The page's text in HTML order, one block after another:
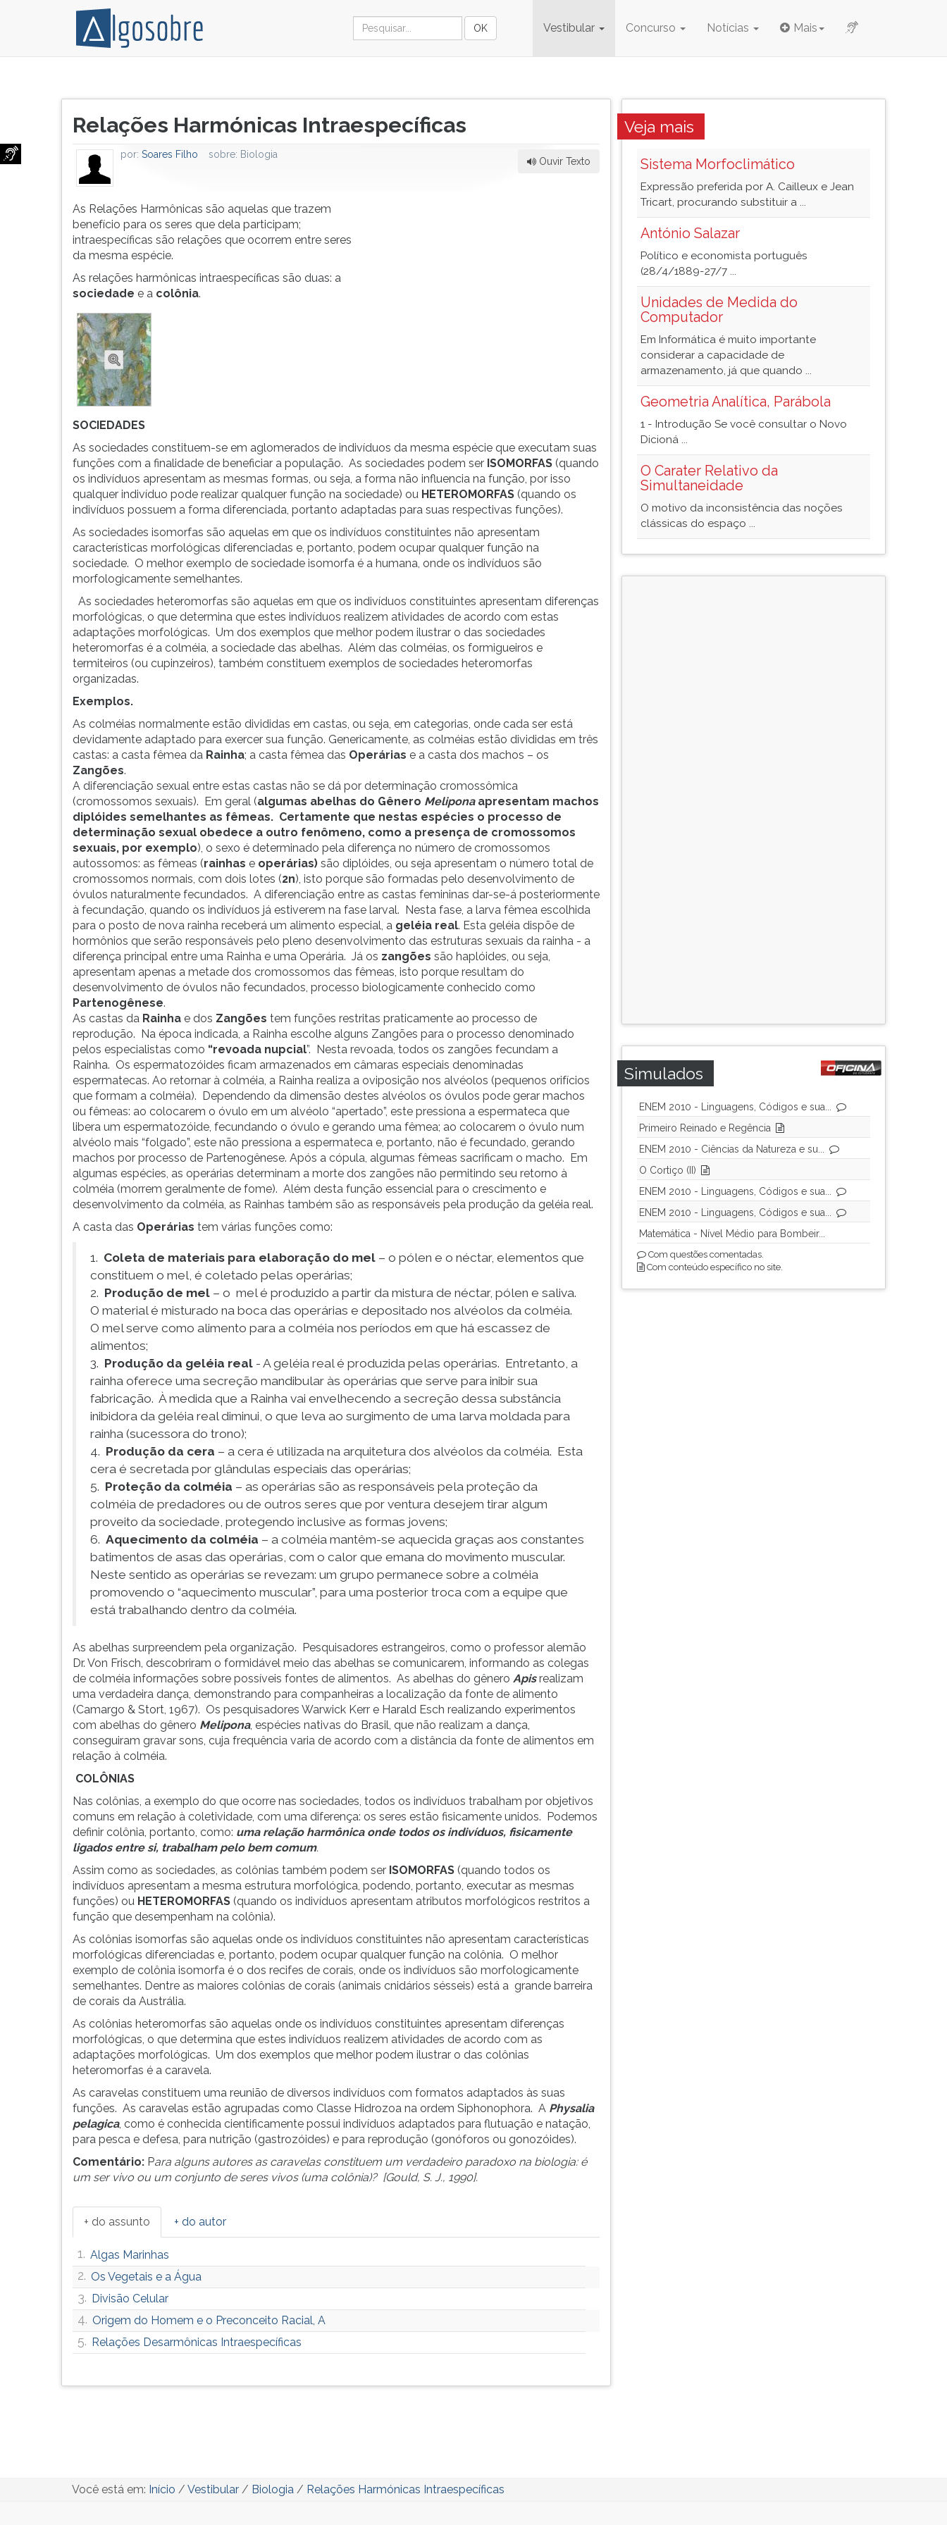
Vestibular Concurso Notícias Mais
aquelas
que
intraespecíficas
F
para
do
artigo:
Relações Harmónicas Intraespecíficas
Ouvir Texto
por: Soares Filho sobre: Biologia
As Relações Harmônicas são aquelas que trazem
benefício para os seres que dela participam;
intraespecíficas são relações que ocorrem entre seres
da mesma espécie.
As relações harmônicas intraespecíficas são duas: a
sociedade e a colônia.
SOCIEDADES
As sociedades constituem-se em aglomerados de indivíduos da mesma espécie que executam suas
funções com a finalidade de beneficiar a população. As sociedades podem ser ISOMORFAS (quando
os indivíduos apresentam as mesmas formas, ou seja, a forma não influencia na função, por isso
qualquer indivíduo pode realizar qualquer função na sociedade) ou HETEROMORFAS (quando os
indivíduos possuem a forma diferenciada, portanto adaptadas para suas respectivas funções).
As sociedades isomorfas são aquelas em que os indivíduos constituintes não apresentam
características morfológicas diferenciadas e, portanto, podem ocupar qualquer função na
sociedade. O melhor exemplo de sociedade isomorfa é a humana, onde os indivíduos são
morfologicamente semelhantes.
As sociedades heteromorfas são aquelas em que os indivíduos constituintes apresentam diferenças
morfológicas, o que determina que estes indivíduos realizem atividades de acordo com estas
adaptações morfológicas. Um dos exemplos que melhor podem ilustrar o das sociedades
heteromorfas é a colméia, a sociedade das abelhas. Além das colméias, os formigueiros e
termiteiros (ou cupinzeiros), também constituem exemplos de sociedades heteromorfas
organizadas.
Exemplos.
As colméias normalmente estão divididas em castas, ou seja, em categorias, onde cada ser está
devidamente adaptado para exercer sua função. Genericamente, as colméias estão divididas em três
castas: a casta fêmea da Rainha; a casta fêmea das Operárias e a casta dos machos – os
Zangões.
A diferenciação sexual entre estas castas não se dá por determinação cromossômica
(cromossomos sexuais). Em geral (algumas abelhas do Gênero Meliponaapresentam machos
diplóides semelhantes as fêmeas. Certamente que nestas espécies o processo de
determinação sexual obedece a outro fenômeno, como a presença de cromossomos
sexuais, por exemplo), o sexo é determinado pela diferença no número de cromossomos
autossomos: as fêmeas (rainhas e operárias) são diplóides, ou seja apresentam o número total de
cromossomos normais, com dois lotes (2n), isto porque são formadas pelo desenvolvimento de
óvulos naturalmente fecundados. A diferenciação entre as castas femininas dar-se-á posteriormente
à fecundação, quando os indivíduos já estiverem na fase larval. Nesta fase, a larva fêmea escolhida
para o posto de nova rainha receberá um alimento especial, a geléia real. Esta geléia dispõe de
hormônios que serão responsáveis pelo pleno desenvolvimento das estruturas sexuais da rainha - a
diferença principal entre uma Rainha e uma Operária. Já os zangões são haplóides, ou seja,
apresentam apenas a metade dos cromossomos das fêmeas, isto porque resultam do
desenvolvimento de óvulos não fecundados, processo biologicamente conhecido como
Partenogênese.
As castas da Rainha e dos Zangões tem funções restritas praticamente ao processo de
reprodução. Na época indicada, a Rainha escolhe alguns Zangões para o processo denominado
pelos especialistas como “revoada nupcial”. Nesta revoada, todos os zangões fecundam a
Rainha. Os espermatozóides ficam armazenados em câmaras especiais denominadas
espermatecas. Ao retornar à colméia, a Rainha realiza a oviposição nos alvéolos (pequenos orifícios
que formam a colméia). Dependendo da dimensão destes alvéolos os óvulos pode gerar machos
ou fêmeas: ao colocarem o óvulo em um alvéolo “apertado”, este pressiona a espermateca que
libera um espermatozóide, fecundando o óvulo e gerando uma fêmea; ao colocarem o óvulo num
alvéolo mais “folgado”, este não pressiona a espermateca e, portanto, não é fecundado, gerando
machos por processo de Partenogênese. Após a cópula, algumas fêmeas sacrificam o macho. Em
algumas espécies, as operárias determinam a morte dos zangões não permitindo seu retorno à
colméia (morrem geralmente de fome). Além desta função essencial para o crescimento e
desenvolvimento da colméia, as Rainhas também são as responsáveis pela produção da geléia real.
A casta das Operárias tem várias funções como:
1. Coleta de materiais para elaboração do mel – o pólen e o néctar, elementos que
constituem o mel, é coletado pelas operárias;
2. Produção de mel – o mel é produzido a partir da mistura de néctar, pólen e saliva.
O material é misturado na boca das operárias e depositado nos alvéolos da colméia.
O mel serve como alimento para a colméia nos períodos em que há escassez de
alimentos;
3. Produção da geléia real - A geléia real é produzida pelas operárias. Entretanto, a
rainha oferece uma secreção mandibular às operárias que serve para inibir sua
fabricação. À medida que a Rainha vai envelhecendo a secreção dessa substância
inibidora da geléia real diminui, o que leva ao surgimento de uma larva moldada para
rainha (sucessora do trono);
4. Produção da cera – a cera é utilizada na arquitetura dos alvéolos da colméia. Esta
cera é secretada por glândulas especiais das operárias;
5. Proteção da colméia – as operárias são as responsáveis pela proteção da
colméia de predadores ou de outros seres que por ventura desejem tirar algum
proveito da sociedade, protegendo inclusive as formas jovens;
6. Aquecimento da colméia – a colméia mantêm-se aquecida graças aos constantes
batimentos de asas das operárias, com o calor que emana do movimento muscular.
Neste sentido as operárias se revezam: um grupo permanece sobre a colméia
promovendo o “aquecimento muscular”, para uma posterior troca com a equipe que
está trabalhando dentro da colméia.
As abelhas surpreendem pela organização. Pesquisadores estrangeiros, como o professor alemão
Dr. Von Frisch, descobriram o formidável meio das abelhas se comunicarem, informando as colegas
de colméia informações sobre possíveis fontes de alimentos. As abelhas do gênero Apisrealizam
uma verdadeira dança, demonstrando para companheiras a localização da fonte de alimento
(Camargo & Stort, 1967). Os pesquisadores Warwick Kerr e Harald Esch realizando experimentos
com abelhas do gênero Melipona, espécies nativas do Brasil, que não realizam a dança,
conseguiram gravar sons, cuja frequência varia de acordo com a distância da fonte de alimentos em
relação à colméia.
COLÔNIAS
Nas colônias, a exemplo do que ocorre nas sociedades, todos os indivíduos trabalham por objetivos
comuns em relação à coletividade, com uma diferença: os seres estão fisicamente unidos. Podemos
definir colônia, portanto, como: uma relação harmônica onde todos os indivíduos, fisicamente
ligados entre si, trabalham pelo bem comum.
Assim como as sociedades, as colônias também podem ser ISOMORFAS (quando todos os
indivíduos apresentam a mesma estrutura morfológica, podendo, portanto, executar as mesmas
funções) ou HETEROMORFAS (quando os indivíduos apresentam atributos morfológicos restritos a
função que desempenham na colônia).
As colônias isomorfas são aquelas onde os indivíduos constituintes não apresentam características
morfológicas diferenciadas e, portanto, podem ocupar qualquer função na colônia. O melhor
exemplo de colônia isomorfa é o dos recifes de corais, onde os indivíduos são morfologicamente
semelhantes. Dentre as maiores colônias de corais (animais cnidários sésseis) está a grande barreira
de corais da Austrália.
As colônias heteromorfas são aquelas onde os indivíduos constituintes apresentam diferenças
morfológicas, o que determina que estes indivíduos realizem atividades de acordo com as
adaptações morfológicas. Um dos exemplos que melhor podem ilustrar o das colônias
heteromorfas é a caravela.
As caravelas constituem uma reunião de diversos indivíduos com formatos adaptados às suas
funções. As caravelas estão agrupadas como Classe Hidrozoa na ordem Siphonophora. A Physalia
pelagica, como é conhecida cientificamente possui indivíduos adaptados para flutuação e natação,
para pesca e defesa, para nutrição (gastrozóides) e para reprodução (gonóforos ou gonozóides).
Comentário: Para alguns autores as caravelas constituem um verdadeiro paradoxo na biologia: é
um ser vivo ou um conjunto de seres vivos (uma colônia)? [Gould, S. J., 1990].
+ do assunto + do autor
1. Algas Marinhas
2. Os Vegetais e a Água
3. Divisão Celular
4. Origem do Homem e o Preconceito Racial, A
5. Relações Desarmônicas Intraespecíficas
Veja mais
Sistema Morfoclimático
Expressão preferida por A. Cailleux e Jean
Tricart, procurando substituir a ...
António Salazar
Político e economista português
(28/4/1889-27/7 ...
Unidades de Medida do
Computador
Em Informática é muito importante
considerar a capacidade de
armazenamento, já que quando ...
Geometria Analítica, Parábola
1 - Introdução Se você consultar o Novo
Dicioná ...
O Carater Relativo da
Simultaneidade
O motivo da inconsistência das noções
clássicas do espaço ...
Simulados
ENEM 2010 - Linguagens, Códigos e sua...
Primeiro Reinado e Regência
ENEM 2010 - Ciências da Natureza e su...
O Cortiço (II)
ENEM 2010 - Linguagens, Códigos e sua...
ENEM 2010 - Linguagens, Códigos e sua...
Matemática - Nível Médio para Bombeir...
Com questões comentadas.
Com conteúdo específico no site.
Você está em: Início / Vestibular / Biologia / Relações Harmónicas Intraespecíficas